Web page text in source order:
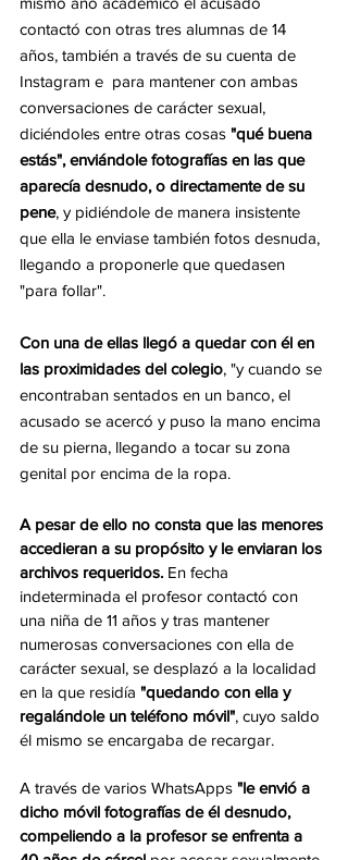
contactó con otras tres alumnas de 14
años, también a través de su cuenta de
Instagram e  para mantener con ambas
conversaciones de carácter sexual,
diciéndoles entre otras cosas "qué buena
estás", enviándole fotografías en las que
aparecía desnudo, o directamente de su
pene, y pidiéndole de manera insistente
que ella le enviase también fotos desnuda,
llegando a proponerle que quedasen
"para follar".
Con una de ellas llegó a quedar con él en
las proximidades del colegio, "y cuando se
encontraban sentados en un banco, el
acusado se acercó y puso la mano encima
de su pierna, llegando a tocar su zona
genital por encima de la ropa.
A pesar de ello no consta que las menores
accedieran a su propósito y le enviaran los
archivos requeridos. En fecha
indeterminada el profesor contactó con
una niña de 11 años y tras mantener
numerosas conversaciones con ella de
carácter sexual, se desplazó a la localidad
en la que residía "quedando con ella y
regalándole un teléfono móvil", cuyo saldo
él mismo se encargaba de recargar.
A través de varios WhatsApps "le envió a
dicho móvil fotografías de él desnudo,
compeliendo a la profesor se enfrenta a